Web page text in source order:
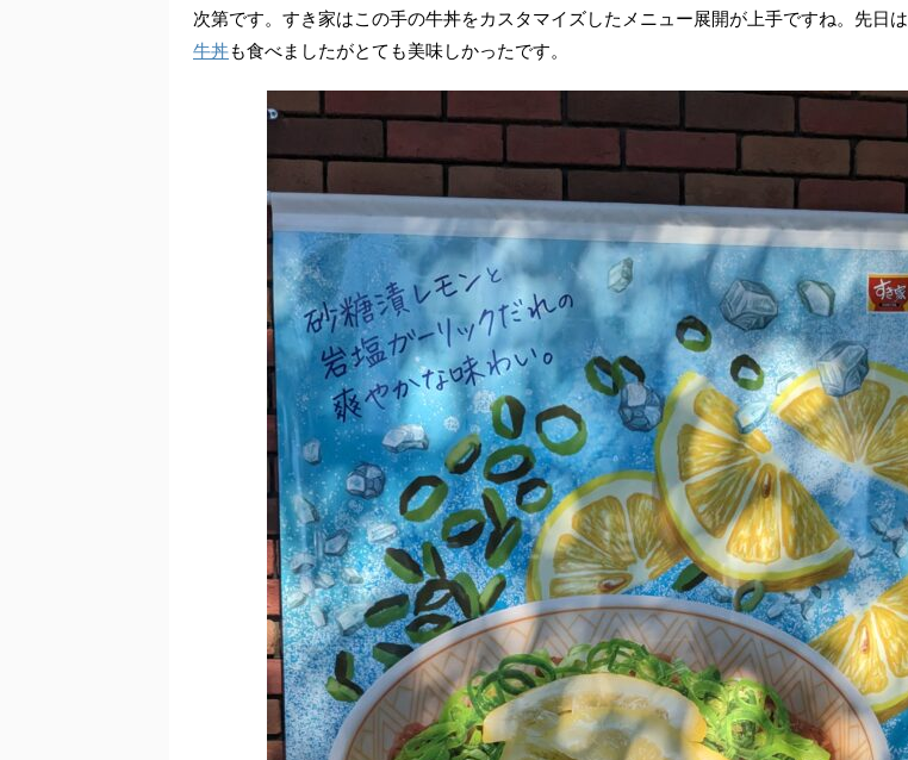
次第です。すき家はこの手の牛丼をカスタマイズしたメニュー展開が上手ですね。先日は
牛丼も食べましたがとても美味しかったです。